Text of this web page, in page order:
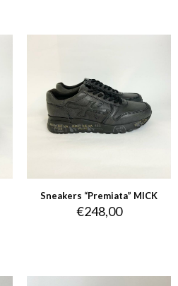
Sneakers “Premiata” MICK
€248,00